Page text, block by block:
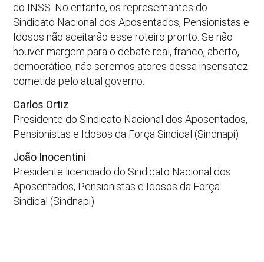
do INSS. No entanto, os representantes do
Sindicato Nacional dos Aposentados, Pensionistas e
Idosos não aceitarão esse roteiro pronto. Se não
houver margem para o debate real, franco, aberto,
democrático, não seremos atores dessa insensatez
cometida pelo atual governo.
Carlos Ortiz
Presidente do Sindicato Nacional dos Aposentados,
Pensionistas e Idosos da Força Sindical (Sindnapi)
João Inocentini
Presidente licenciado do Sindicato Nacional dos
Aposentados, Pensionistas e Idosos da Força
Sindical (Sindnapi)